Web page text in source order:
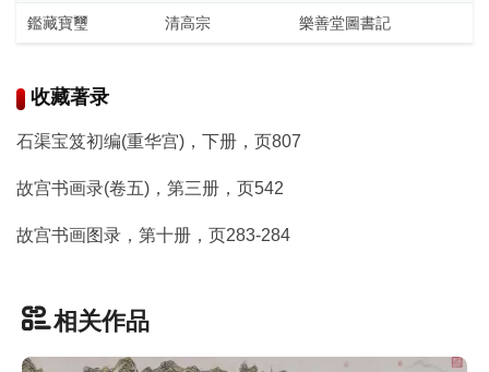
鑑藏寶璽 清高宗 樂善堂圖書記
收藏著录
石渠宝笈初编(重华宫)，下册，页807
故宫书画录(卷五)，第三册，页542
故宫书画图录，第十册，页283-284
相关作品
组
带
量
字